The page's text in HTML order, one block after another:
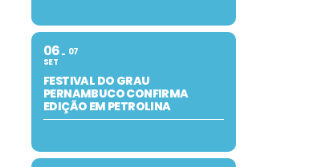
06
SET
07
FESTIVAL DO GRAU
PERNAMBUCO CONFIRMA
EDIÇÃO EM PETROLINA